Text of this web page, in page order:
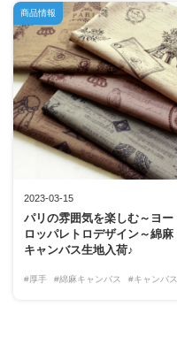
2023-03-15
パリの雰囲気を楽しむ～ヨー
ロッパレトロデザイン～綿麻
キャンバス生地入荷♪
#厚手 #綿麻キャンバス #キャンバス
商品情報